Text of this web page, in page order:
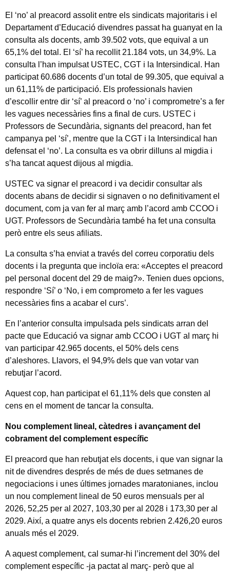
El ‘no’ al preacord assolit entre els sindicats majoritaris i el
Departament d’Educació divendres passat ha guanyat en la
consulta als docents, amb 39.502 vots, que equival a un
65,1% del total. El ‘sí’ ha recollit 21.184 vots, un 34,9%. La
consulta l’han impulsat USTEC, CGT i la Intersindical. Han
participat 60.686 docents d’un total de 99.305, que equival a
un 61,11% de participació. Els professionals havien
d’escollir entre dir ‘sí’ al preacord o ‘no’ i comprometre’s a fer
les vagues necessàries fins a final de curs. USTEC i
Professors de Secundària, signants del preacord, han fet
campanya pel ‘sí’, mentre que la CGT i la Intersindical han
defensat el ‘no’. La consulta es va obrir dilluns al migdia i
s’ha tancat aquest dijous al migdia.
USTEC va signar el preacord i va decidir consultar als
docents abans de decidir si signaven o no definitivament el
document, com ja van fer al març amb l’acord amb CCOO i
UGT. Professors de Secundària també ha fet una consulta
però entre els seus afiliats.
La consulta s’ha enviat a través del correu corporatiu dels
docents i la pregunta que incloïa era: «Acceptes el preacord
pel personal docent del 29 de maig?». Tenien dues opcions,
respondre ‘Sí’ o ‘⁠No, i em comprometo a fer les vagues
necessàries fins a acabar el curs’.
En l’anterior consulta impulsada pels sindicats arran del
pacte que Educació va signar amb CCOO i UGT al març hi
van participar 42.965 docents, el 50% dels cens
d’aleshores. Llavors, el 94,9% dels que van votar van
rebutjar l’acord.
Aquest cop, han participat el 61,11% dels que consten al
cens en el moment de tancar la consulta.
Nou complement lineal, càtedres i avançament del
cobrament del complement específic
El preacord que han rebutjat els docents, i que van signar la
nit de divendres després de més de dues setmanes de
negociacions i unes últimes jornades maratonianes, inclou
un nou complement lineal de 50 euros mensuals per al
2026, 52,25 per al 2027, 103,30 per al 2028 i 173,30 per al
2029. Així, a quatre anys els docents rebrien 2.426,20 euros
anuals més el 2029.
A aquest complement, cal sumar-hi l’increment del 30% del
complement específic -ja pactat al març- però que al